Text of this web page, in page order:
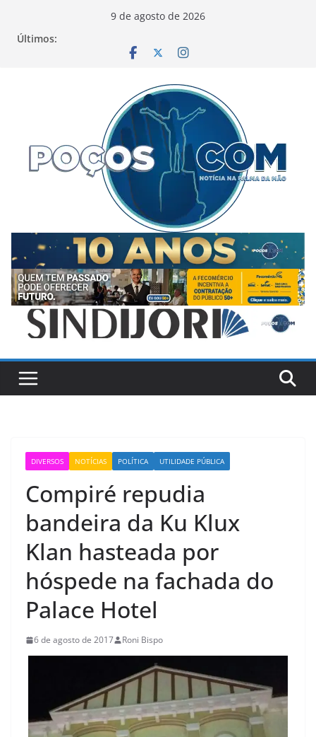
9 de agosto de 2026
Últimos:
DIVERSOS NOTÍCIAS POLÍTICA UTILIDADE PÚBLICA
Compiré repudia
bandeira da Ku Klux
Klan hasteada por
hóspede na fachada do
Palace Hotel
6 de agosto de 2017 Roni Bispo